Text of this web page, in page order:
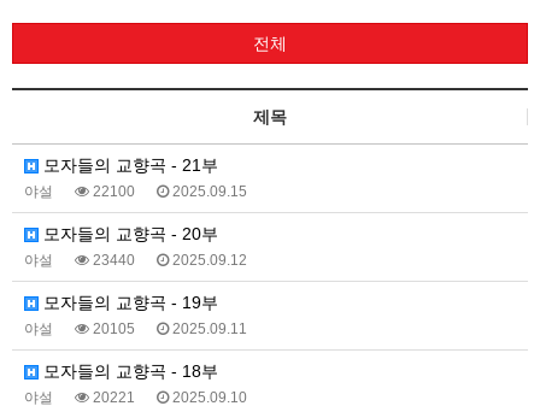
전체
제목
모자들의 교향곡 - 21부
야설 22100 2025.09.15
모자들의 교향곡 - 20부
야설 23440 2025.09.12
모자들의 교향곡 - 19부
야설 20105 2025.09.11
모자들의 교향곡 - 18부
야설 20221 2025.09.10